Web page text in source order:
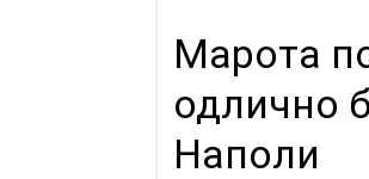
Maрота
одлично
Наполи